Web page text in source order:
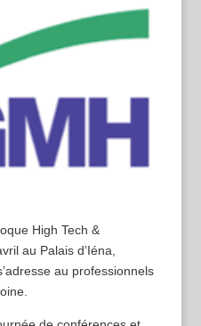
High Tech &
au Palais d’Iéna,
au professionnels